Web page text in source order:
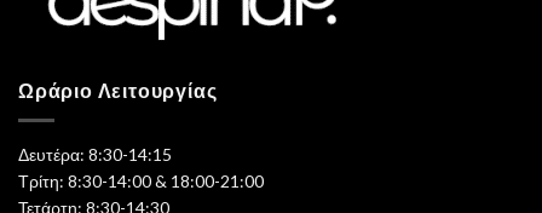
Ωράριο Λειτουργίας
Δευτέρα: 8:30-14:15
Τρίτη: 8:30-14:00 & 18:00-21:00
Τετάρτη: 8:30-14:30